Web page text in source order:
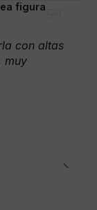
figura
con altas
muy